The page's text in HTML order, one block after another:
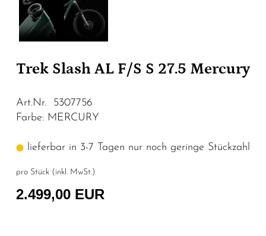
Trek Slash AL F/S S 27.5 Mercury
Art.Nr. 5307756
Farbe: MERCURY
lieferbar in 3-7 Tagen nur noch geringe Stückzahl
pro Stück (inkl. MwSt.)
2.499,00 EUR